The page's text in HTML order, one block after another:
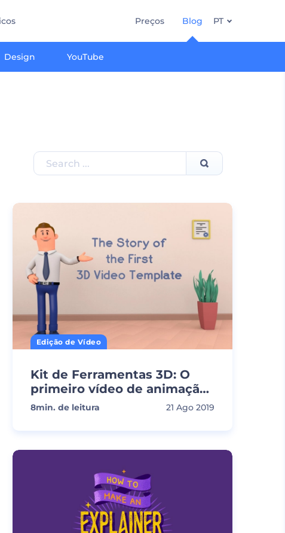
Preços Blog
Design YouTube
PT
Edição de Vídeo
Kit de Ferramentas 3D: O
primeiro vídeo de animação
3D
8min. de leitura 21 Ago 2019